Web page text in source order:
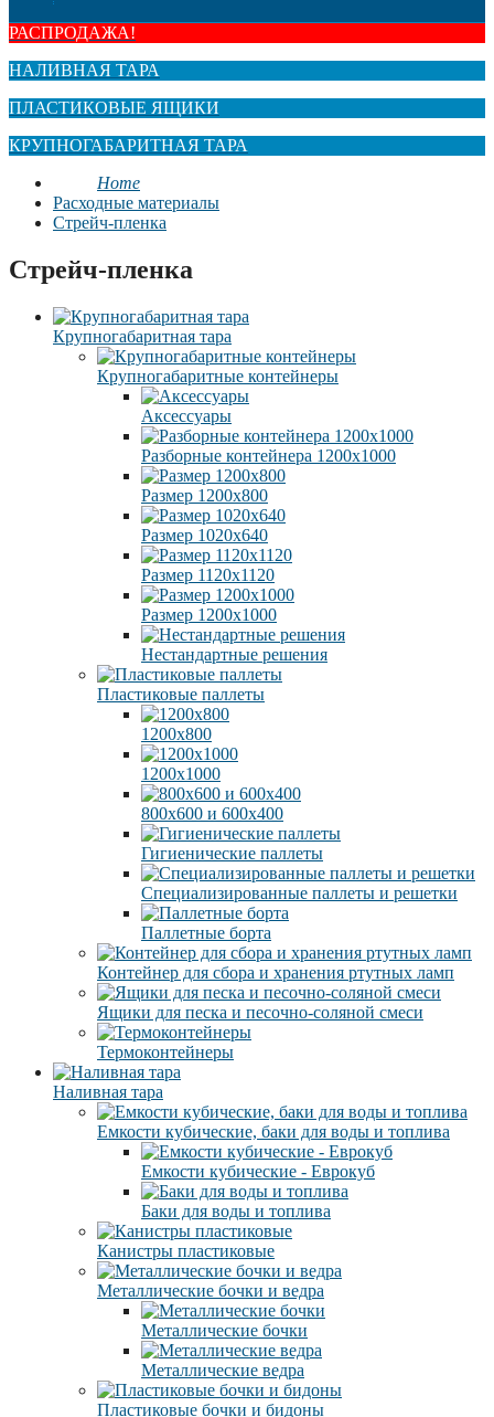
РАСПРОДАЖА!
НАЛИВНАЯ ТАРА
ПЛАСТИКОВЫЕ ЯЩИКИ
КРУПНОГАБАРИТНАЯ ТАРА
Home
Расходные материалы
Стрейч-пленка
Стрейч-пленка
Крупногабаритная тара
Крупногабаритные контейнеры
Аксессуары
Разборные контейнера 1200х1000
Размер 1200х800
Размер 1020х640
Размер 1120х1120
Размер 1200х1000
Нестандартные решения
Пластиковые паллеты
1200х800
1200х1000
800х600 и 600х400
Гигиенические паллеты
Специализированные паллеты и решетки
Паллетные борта
Контейнер для сбора и хранения ртутных ламп
Ящики для песка и песочно-соляной смеси
Термоконтейнеры
Наливная тара
Емкости кубические, баки для воды и топлива
Емкости кубические - Еврокуб
Баки для воды и топлива
Канистры пластиковые
Металлические бочки и ведра
Металлические бочки
Металлические ведра
Пластиковые бочки и бидоны